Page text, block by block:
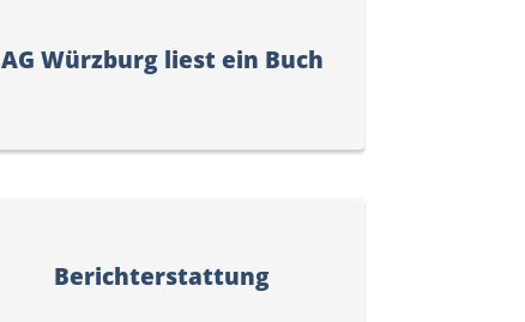
AG Würzburg liest ein Buch
Berichterstattung